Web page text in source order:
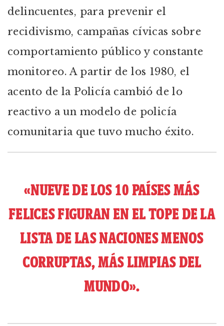
delincuentes, para prevenir el
recidivismo, campañas cívicas sobre
comportamiento público y constante
monitoreo. A partir de los 1980, el
acento de la Policía cambió de lo
reactivo a un modelo de policía
comunitaria que tuvo mucho éxito.
«NUEVE DE LOS 10 PAÍSES MÁS
FELICES FIGURAN EN EL TOPE DE LA
LISTA DE LAS NACIONES MENOS
CORRUPTAS, MÁS LIMPIAS DEL
MUNDO».